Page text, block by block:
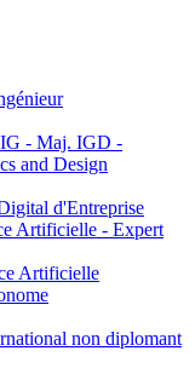
- Maj. IGD -
and Design
d'Entreprise
Artificielle - Expert
Artificielle
non diplomant